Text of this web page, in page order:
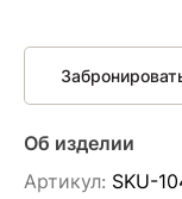
Об изделии
Артикул: SKU-